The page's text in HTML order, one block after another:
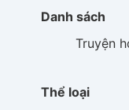
Danh sách
Truyện
Thể loại